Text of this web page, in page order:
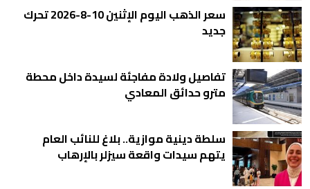
سعر الذهب اليوم الإثنين 10-8-2026 تحرك
جديد
تفاصيل ولادة مفاجئة لسيدة داخل محطة
مترو حدائق المعادي
سلطة دينية موازية.. بلاغ للنائب العام
يتهم سيدات واقعة سيزلر بالإرهاب